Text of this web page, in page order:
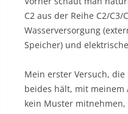
C2 aus der Reihe C2/
Wasserversorgung
Speicher) und
Mein erster Versuch,
beides hält, mit meinem
kein Muster